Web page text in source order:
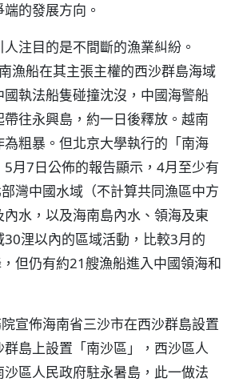
的發展方向。
注目的是不間斷的漁業糾紛。
漁船在其主張主權的西沙群島海域
執法船隻碰撞沈沒，中國海警船
往永興島，約一日後釋放。越南
粗暴。但北京大學執行的「南海
月7日公佈的報告顯示，4月至少有
灣中國水域（不計算共同漁區中方
水，以及海南島內水、領海及東
浬以內的區域活動，比較3月的
但仍有約21艘漁船進入中國領海和
宣佈海南省三沙市在西沙群島設置
群島上設置「南沙區」，西沙區人
區人民政府駐永暑島，此一做法